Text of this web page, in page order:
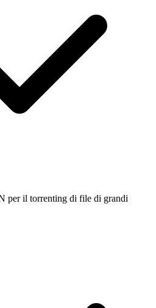
per il torrenting di file di grandi